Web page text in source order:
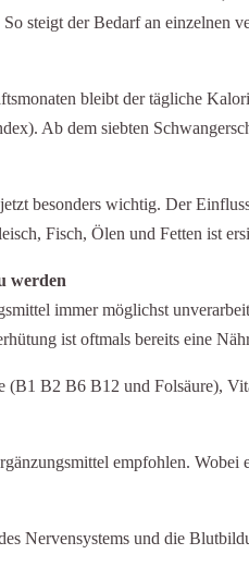
steigt der Bedarf an einzelnen
bleibt der tägliche
Ab dem siebten
besonders wichtig. Der
Fisch, Ölen und Fetten ist
werden
immer möglichst
ist oftmals bereits eine
(B1 B2 B6 B12 und Folsäure),
empfohlen.
Nervensystems und die